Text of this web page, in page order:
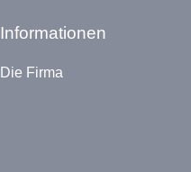
Informationen
Die Firma